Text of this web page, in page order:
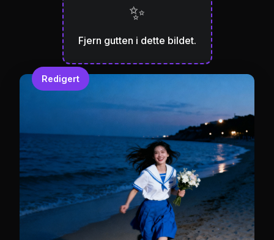
✨
Fjern gutten i dette bildet.
Redigert